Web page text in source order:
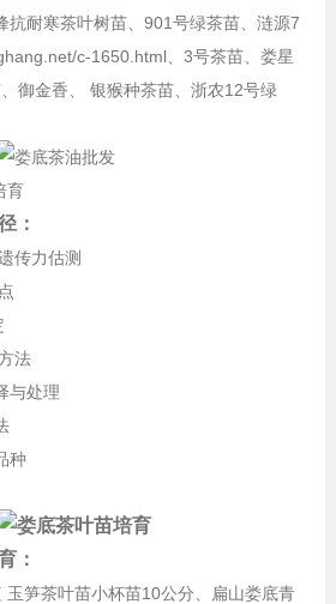
抗耐寒茶叶树苗、901号绿茶苗、涟源7
c-1650.html、3号茶苗、娄星
御金香、 银猴种茶苗、浙农12号绿
：
传力估测
法
与处理
种
：
笋茶叶苗小杯苗10公分、扁山娄底青